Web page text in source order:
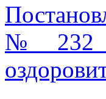
№ 232